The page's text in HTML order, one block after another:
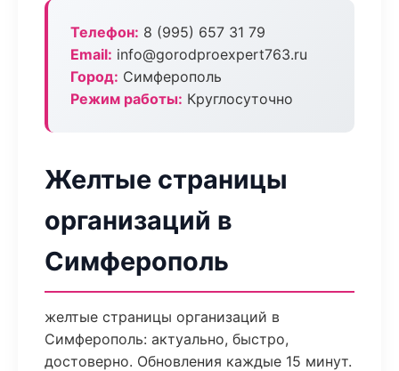
Телефон: 8 (995) 657 31 79
Email: info@gorodproexpert763.ru
Город: Симферополь
Режим работы: Круглосуточно
Желтые страницы
организаций в
Симферополь
желтые страницы организаций в
Симферополь: актуально, быстро,
достоверно. Обновления каждые 15 минут.